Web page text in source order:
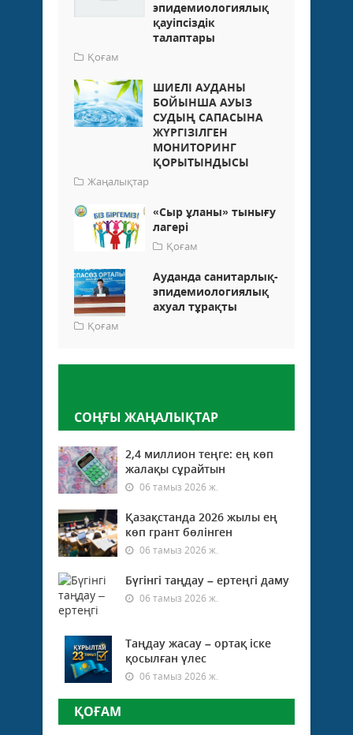
эпидемиологиялық
қауіпсіздік
талаптары
Қоғам
ШИЕЛІ АУДАНЫ
БОЙЫНША АУЫЗ
СУДЫҢ САПАСЫНА
ЖҮРГІЗІЛГЕН
МОНИТОРИНГ
ҚОРЫТЫНДЫСЫ
Жаңалықтар
«Сыр ұланы» тынығу
лагері
Қоғам
Ауданда санитарлық-
эпидемиологиялық
ахуал тұрақты
Қоғам
СОҢҒЫ ЖАҢАЛЫҚТАР
2,4 миллион теңге: ең көп
жалақы сұрайтын
06 тамыз 2026 ж.
Қазақстанда 2026 жылы ең
көп грант бөлінген
06 тамыз 2026 ж.
Бүгінгі таңдау – ертеңгі даму
06 тамыз 2026 ж.
Таңдау жасау – ортақ іске
қосылған үлес
06 тамыз 2026 ж.
ҚОҒАМ